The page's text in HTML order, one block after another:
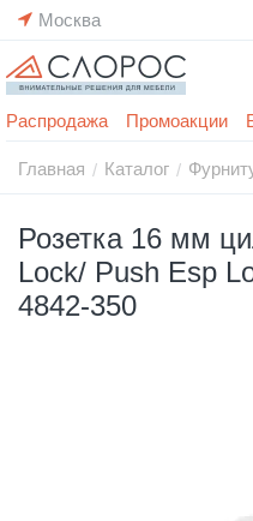
Москва
Распродажа Промоакции
Главная / Каталог /
Розетка 16 мм
Lock/ Push Esp
4842-350